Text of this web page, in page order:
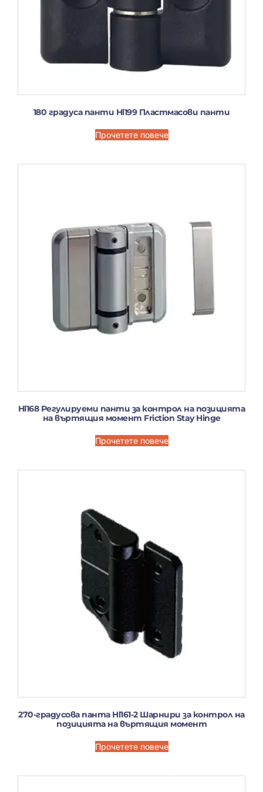
180 градуса панти Hl199 Пластмасови панти
Прочетете повече
Hl168 Регулируеми панти за контрол на позицията
на въртящия момент Friction Stay Hinge
Прочетете повече
270-градусова панта Hl161-2 Шарнири за контрол на
позицията на въртящия момент
Прочетете повече